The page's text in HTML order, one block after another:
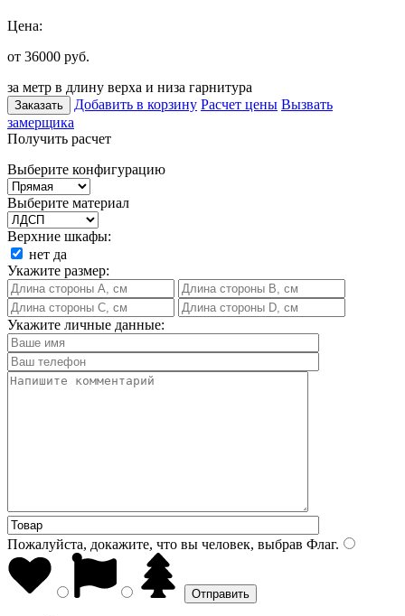
Цена:
от 36000 руб.
за метр в длину верха и низа гарнитура
Заказать Добавить в корзину Расчет цены Вызвать
замерщика
Получить расчет
Выберите конфигурацию
Выберите материал
Верхние шкафы:
нет да
Укажите размер:
Укажите личные данные:
Пожалуйста, докажите, что вы человек, выбрав Флаг.